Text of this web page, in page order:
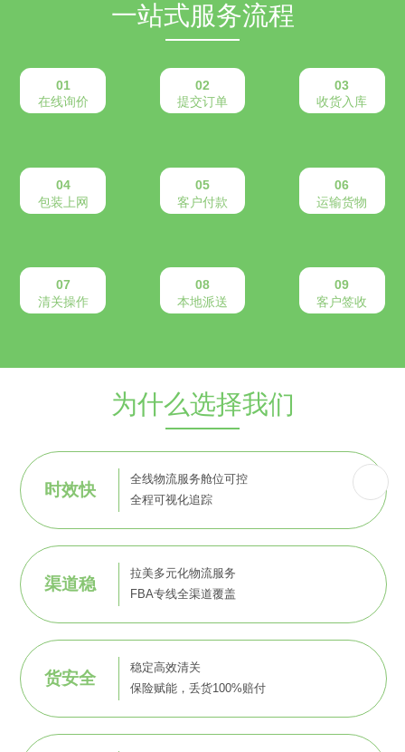
一站式服务流程
01
在线询价
02
提交订单
03
收货入库
04
包装上网
05
客户付款
06
运输货物
07
清关操作
08
本地派送
09
客户签收
为什么选择我们
时效快
全线物流服务舱位可控
全程可视化追踪
渠道稳
拉美多元化物流服务
FBA专线全渠道覆盖
货安全
稳定高效清关
保险赋能，丢货100%赔付